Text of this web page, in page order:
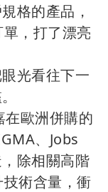
格的產品，
，打了漂亮
光看往下一
歐洲併購的
、Jobs
除相關高階
術含量，衝